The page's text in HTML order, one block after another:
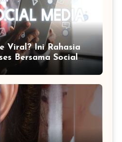
Viral? Ini Rahasia
Bersama Social
Agency